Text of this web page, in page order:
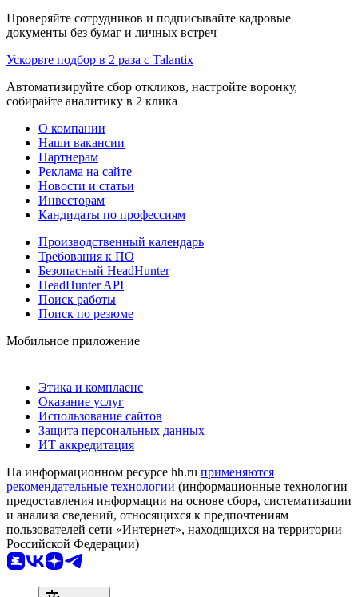
Проверяйте сотрудников и подписывайте кадровые
документы без бумаг и личных встреч
Ускорьте подбор в 2 раза с Talantix
Автоматизируйте сбор откликов, настройте воронку,
собирайте аналитику в 2 клика
О компании
Наши вакансии
Партнерам
Реклама на сайте
Новости и статьи
Инвесторам
Кандидаты по профессиям
Производственный календарь
Требования к ПО
Безопасный HeadHunter
HeadHunter API
Поиск работы
Поиск по резюме
Мобильное приложение
Этика и комплаенс
Оказание услуг
Использование сайтов
Защита персональных данных
ИТ аккредитация
На информационном ресурсе hh.ru применяются
рекомендательные технологии (информационные технологии
предоставления информации на основе сбора, систематизации
и анализа сведений, относящихся к предпочтениям
пользователей сети «Интернет», находящихся на территории
Российской Федерации)